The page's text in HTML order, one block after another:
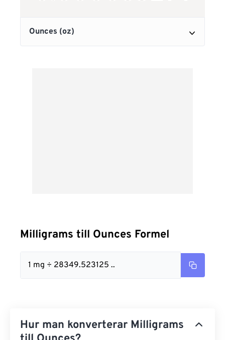
Milligrams till Ounces Formel
1 mg ÷ 28349.523125 ..
Hur man konverterar Milligrams